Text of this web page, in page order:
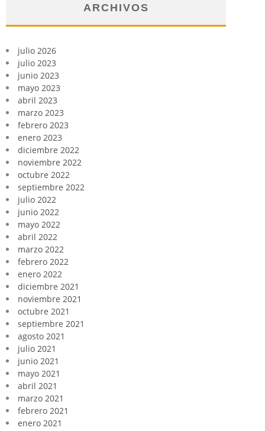
ARCHIVOS
julio 2026
julio 2023
junio 2023
mayo 2023
abril 2023
marzo 2023
febrero 2023
enero 2023
diciembre 2022
noviembre 2022
octubre 2022
septiembre 2022
julio 2022
junio 2022
mayo 2022
abril 2022
marzo 2022
febrero 2022
enero 2022
diciembre 2021
noviembre 2021
octubre 2021
septiembre 2021
agosto 2021
julio 2021
junio 2021
mayo 2021
abril 2021
marzo 2021
febrero 2021
enero 2021